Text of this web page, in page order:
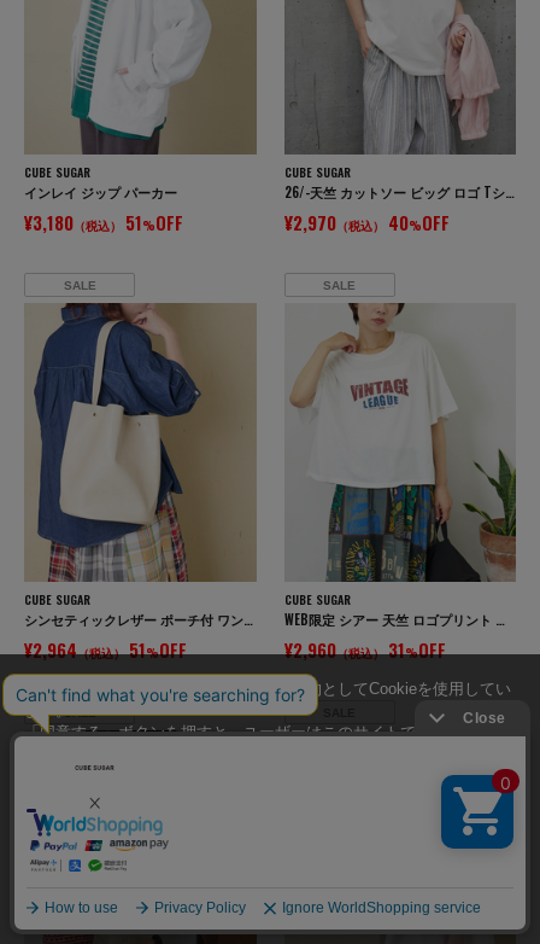
CUBE SUGAR
インレイ ジップ パーカー
¥3,180 （税込） 51%OFF
CUBE SUGAR
26/-天竺 カットソー ビッグ ロゴ Tシャツ
¥2,970（税込） 40%OFF
SALE
CUBE SUGAR
シンセティックレザー ポーチ付 ワンショルダー バッグ
¥2,964（税込） 51%OFF
SALE
CUBE SUGAR
WEB限定 シアー 天竺 ロゴプリント ワイド Tシャツ
¥2,960（税込） 31%OFF
SALE
当サイトではユーザーの利便性向上を目的としてCookieを使用してい
ます。
「同意する」ボタンを押すと、ユーザーはこのサイトでのCookieの使
Cookieの使用に関する詳細は「
」をご覧ください。